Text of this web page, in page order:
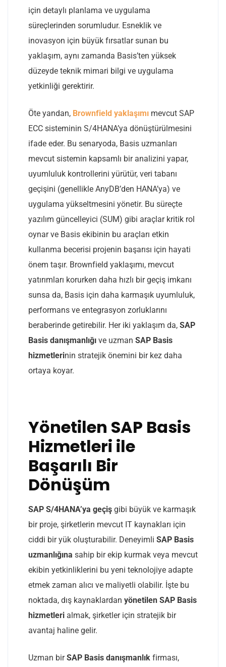
için detaylı planlama ve uygulama
süreçlerinden sorumludur. Esneklik ve
inovasyon için büyük fırsatlar sunan bu
yaklaşım, aynı zamanda Basis’ten yüksek
düzeyde teknik mimari bilgi ve uygulama
yetkinliği gerektirir.
Öte yandan, Brownfield yaklaşımı mevcut SAP
ECC sisteminin S/4HANA’ya dönüştürülmesini
ifade eder. Bu senaryoda, Basis uzmanları
mevcut sistemin kapsamlı bir analizini yapar,
uyumluluk kontrollerini yürütür, veri tabanı
geçişini (genellikle AnyDB’den HANA’ya) ve
uygulama yükseltmesini yönetir. Bu süreçte
yazılım güncelleyici (SUM) gibi araçlar kritik rol
oynar ve Basis ekibinin bu araçları etkin
kullanma becerisi projenin başarısı için hayati
önem taşır. Brownfield yaklaşımı, mevcut
yatırımları korurken daha hızlı bir geçiş imkanı
sunsa da, Basis için daha karmaşık uyumluluk,
performans ve entegrasyon zorluklarını
beraberinde getirebilir. Her iki yaklaşım da, SAP
Basis danışmanlığı ve uzman SAP Basis
hizmetlerinin stratejik önemini bir kez daha
ortaya koyar.
Yönetilen SAP Basis
Hizmetleri ile
Başarılı Bir
Dönüşüm
SAP S/4HANA’ya geçiş gibi büyük ve karmaşık
bir proje, şirketlerin mevcut IT kaynakları için
ciddi bir yük oluşturabilir. Deneyimli SAP Basis
uzmanlığına sahip bir ekip kurmak veya mevcut
ekibin yetkinliklerini bu yeni teknolojiye adapte
etmek zaman alıcı ve maliyetli olabilir. İşte bu
noktada, dış kaynaklardan yönetilen SAP Basis
hizmetleri almak, şirketler için stratejik bir
avantaj haline gelir.
Uzman birSAP Basis danışmanlık firması,